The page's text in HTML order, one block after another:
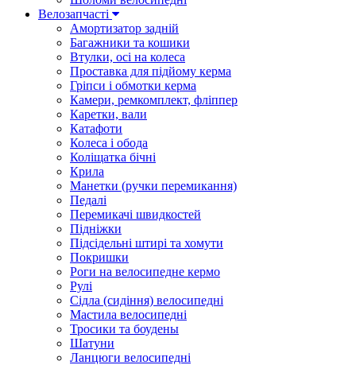
Велозапчасті
Амортизатор задній
Багажники та кошики
Втулки, осі на колеса
Проставка для підйому керма
Гріпси і обмотки керма
Камери, ремкомплект, фліппер
Каретки, вали
Катафоти
Колеса і обода
Коліщатка бічні
Крила
Манетки (ручки перемикання)
Педалі
Перемикачі швидкостей
Підніжки
Підсідельні штирі та хомути
Покришки
Роги на велосипедне кермо
Рулі
Сідла (сидіння) велосипедні
Мастила велосипедні
Тросики та боудены
Шатуни
Ланцюги велосипедні